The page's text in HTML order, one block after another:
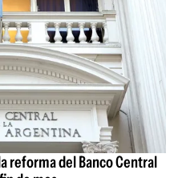
reforma del Banco Central